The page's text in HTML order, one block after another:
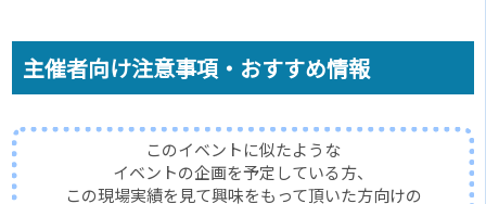
主催者向け注意事項・おすすめ情報
このイベントに似たような
イベントの企画を予定している方、
この現場実績を見て興味をもって頂いた方向けの